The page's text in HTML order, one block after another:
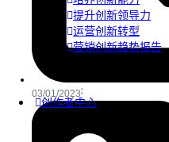
提升创新领导力
运营创新转型
营销创新趋势报告
创作者中心
03/01/2023